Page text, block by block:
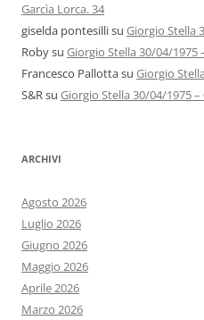
Garcìa Lorca. 34
giselda pontesillisu Giorgio Stella
Robysu Giorgio Stella 30/04/1975
Francesco Pallottasu Giorgio
S&Rsu Giorgio Stella 30/04/1975
ARCHIVI
Agosto 2026
Luglio 2026
Giugno 2026
Maggio 2026
Aprile 2026
Marzo 2026